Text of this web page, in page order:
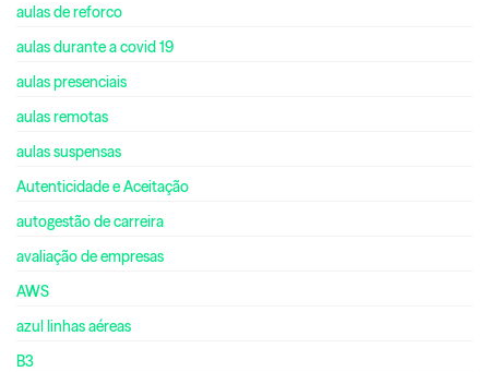
aulas de reforco
aulas durante a covid 19
aulas presenciais
aulas remotas
aulas suspensas
Autenticidade e Aceitação
autogestão de carreira
avaliação de empresas
AWS
azul linhas aéreas
B3